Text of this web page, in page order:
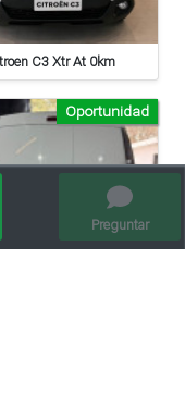
C3 Xtr At 0km
Oportunidad
Preguntar